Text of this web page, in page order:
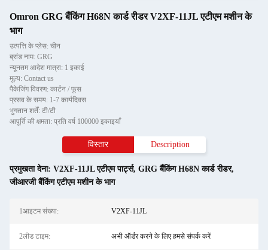
Omron GRG बैंकिंग H68N कार्ड रीडर V2XF-11JL एटीएम मशीन के
भाग
उत्पत्ति के प्लेस: चीन
ब्रांड नाम: GRG
न्यूनतम आदेश मात्रा: 1 इकाई
मूल्य: Contact us
पैकेजिंग विवरण: कार्टन / फूस
प्रसव के समय: 1-7 कार्यदिवस
भुगतान शर्तें: टी/टी
आपूर्ति की क्षमता: प्रति वर्ष 100000 इकाइयाँ
विस्तार Description
प्रमुखता देना: V2XF-11JL एटीएम पार्ट्स, GRG बैंकिंग H68N कार्ड रीडर,
जीआरजी बैंकिंग एटीएम मशीन के भाग
1आइटम संख्या: V2XF-11JL
2लीड टाइम: अभी ऑर्डर करने के लिए हमसे संपर्क करें